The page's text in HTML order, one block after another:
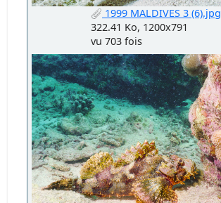
1999 MALDIVES 3 (6).jpg
322.41 Ko, 1200x791
vu 703 fois